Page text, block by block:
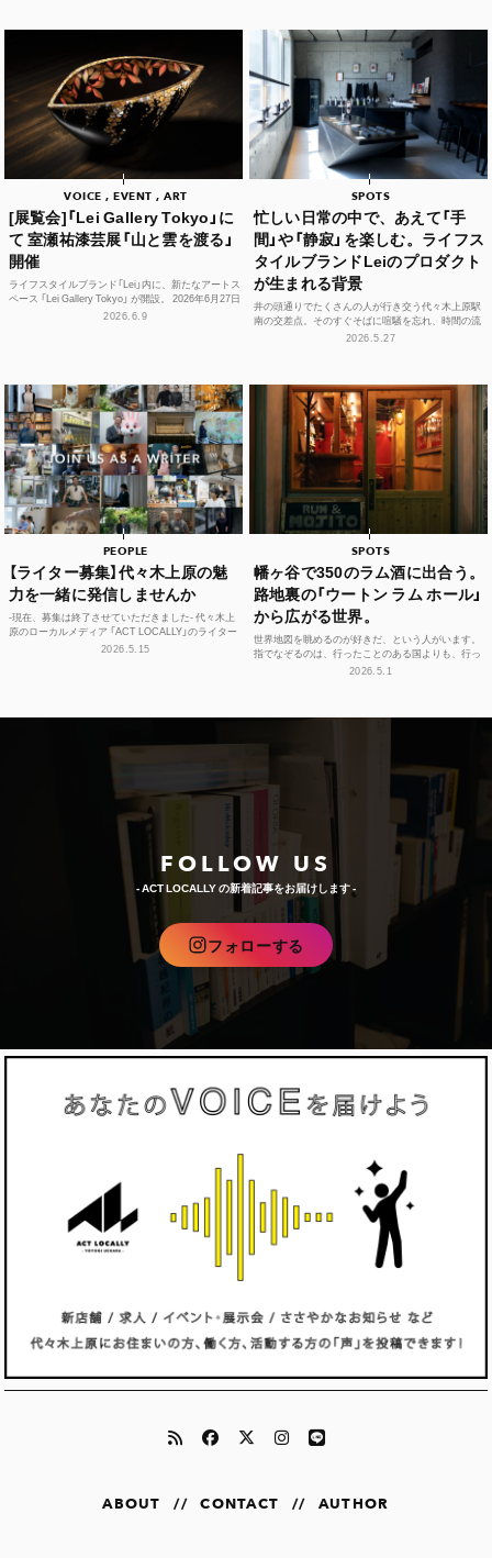
VOICE , EVENT , ART
[展覧会]「Lei Gallery Tokyo」に
て 室瀬祐漆芸展「山と雲を渡る」
開催
ライフスタイルブランド「Lei」内に、新たなアートス
ペース 「Lei Gallery Tokyo」 が開設。 2026年6月27日
（土）から、初の企画展...2026.6.9
SPOTS
忙しい日常の中で、あえて「手
間」や「静寂」を楽しむ。ライフス
タイルブランドLeiのプロダクト
が生まれる背景
井の頭通りでたくさんの人が行き交う代々木上原駅
南の交差点。そのすぐそばに喧騒を忘れ、時間の流
れや感性をフラットに整えられる空間があります。
2026.5.27
PEOPLE
【ライター募集】代々木上原の魅
力を一緒に発信しませんか
-現在、募集は終了させていただきました- 代々木上
原のローカルメディア 「ACT LOCALLY」のライター
募集！ 世界中にある個性豊かな街に負けない魅...
2026.5.15
SPOTS
幡ヶ谷で350のラム酒に出合う。
路地裏の「ウートン ラム ホール」
から広がる世界。
世界地図を眺めるのが好きだ、という人がいます。
指でなぞるのは、行ったことのある国よりも、行っ
たことのない島々のほう。カリブ海に散らばる、名
2026.5.1
FOLLOW US
- ACT LOCALLY の新着記事をお届けします -
フォローする
ABOUT // CONTACT // AUTHOR